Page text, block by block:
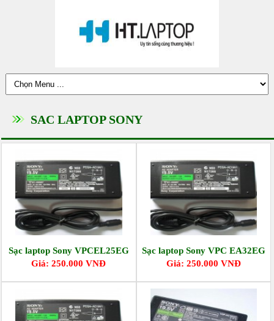
SAC LAPTOP SONY
Sạc laptop Sony VPCEL25EG
Giá: 250.000 VNĐ
Sạc laptop Sony VPC EA32EG
Giá: 250.000 VNĐ